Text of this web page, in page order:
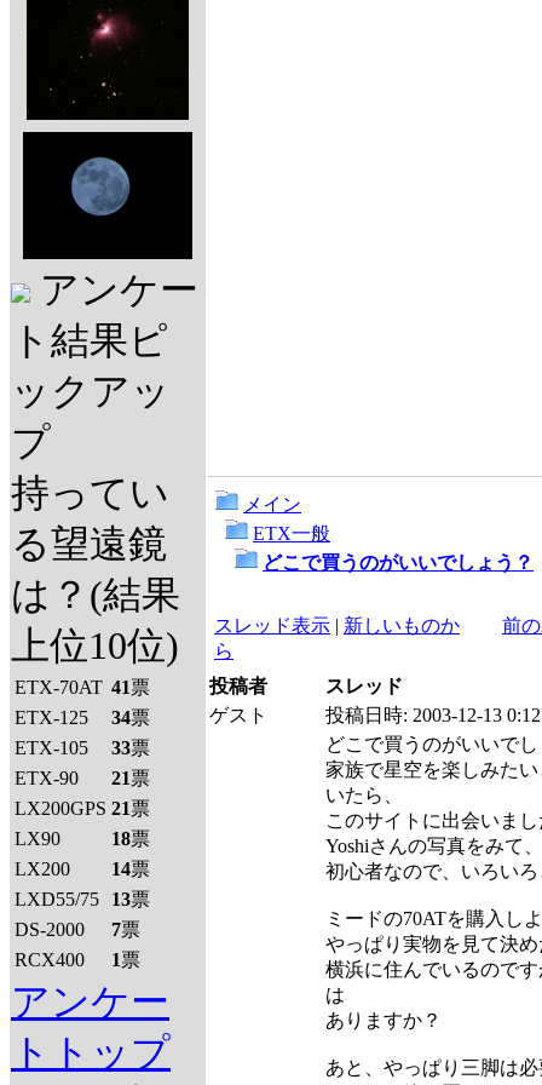
アンケー
ト結果ピ
ックアッ
プ
持ってい
る望遠鏡
は？(結果
上位10位)
ETX-70AT 41票
ETX-125
34票
ETX-105
33票
ETX-90
21票
LX200GPS 21票
LX90
18票
LX200
14票
LXD55/75
13票
DS-2000
7票
RCX400
1票
アンケー
トトップ
メイン
ETX一般
どこで買うのがいいでしょう？
スレッド表示 | 新しいものか
ら
前
投稿者
スレッド
ゲスト
投稿日時: 2003-12-13 0:12
どこで買うのがいいで
家族で星空を楽しみた
いたら、
このサイトに出会いま
Yoshiさんの写真をみて
初心者なので、いろい
ミードの70ATを購入し
やっぱり実物を見て決
横浜に住んでいるので
は
ありますか？
あと、やっぱり三脚は